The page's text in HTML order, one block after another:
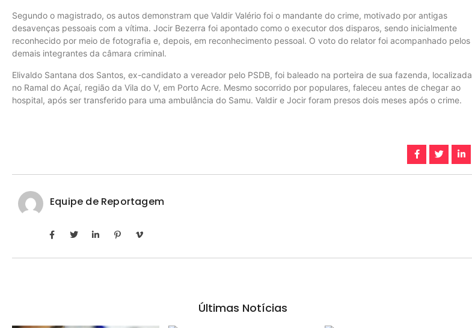
Segundo o magistrado, os autos demonstram que Valdir Valério foi o mandante do crime, motivado por antigas
desavenças pessoais com a vítima. Jocir Bezerra foi apontado como o executor dos disparos, sendo inicialmente
reconhecido por meio de fotografia e, depois, em reconhecimento pessoal. O voto do relator foi acompanhado pelos
demais integrantes da câmara criminal.
Elivaldo Santana dos Santos, ex-candidato a vereador pelo PSDB, foi baleado na porteira de sua fazenda, localizada
no Ramal do Açaí, região da Vila do V, em Porto Acre. Mesmo socorrido por populares, faleceu antes de chegar ao
hospital, após ser transferido para uma ambulância do Samu. Valdir e Jocir foram presos dois meses após o crime.
Equipe de Reportagem
Últimas Notícias